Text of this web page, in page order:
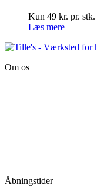
Kun 49 kr. pr. stk.
Læs mere
Om os
Åbningstider